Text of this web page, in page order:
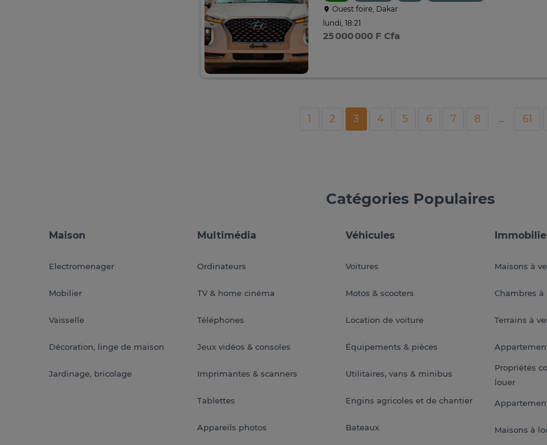
Ouest foire, Dakar
lundi, 18:21
25 000 000 F Cfa
1 2 3 4 5 6 7 8 ... 61
Catégories Populaires
Maison
Electromenager
Mobilier
Vaisselle
Décoration, linge de maison
Jardinage, bricolage
Multimédia
Ordinateurs
TV & home cinéma
Téléphones
Jeux vidéos & consoles
Imprimantes & scanners
Tablettes
Appareils photos
Véhicules
Voitures
Motos & scooters
Location de voiture
Équipements & pièces
Utilitaires, vans & minibus
Engins agricoles et de chantier
Bateaux
Maisons à
Chambres à
Terrains à
Propriétés
louer
Maisons à